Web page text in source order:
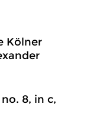
Kölner
8, in c,